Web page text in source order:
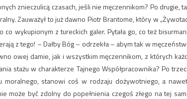
znieczulicą czasach, jeśli nie męczennikom? Po drugie,
Zauważył to już dawno Piotr Brantome, który w
wykupionym z tureckich galer. Pytała go, co też
z tego! – Dałby Bóg – odrzekła – abym tak w
owej damie, jak i wszystkim męczennikom, z których
stażu w charakterze Tajnego Współpracownika? Po
moralnego, stanowi coś w rodzaju dożywotniego, a
może być zdolny do popełnienia czegoś złego na tej